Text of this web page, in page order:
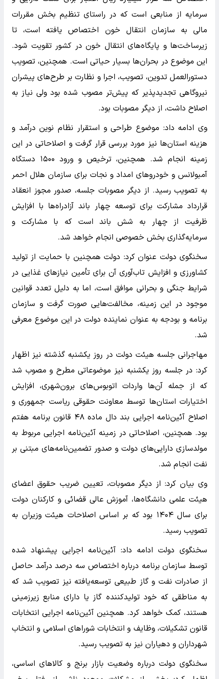
سرمایه از منابعی است که در راستای تنظیم بخش مقررات
مالی به سازمان انتقال خون اختصاص یافته است، تا
زیرساخت‌ها و پایگاه‌های انتقال خون در کشور تقویت شود.
این موضوع در بحران‌ها بسیار حیاتی است. همچنین، تصویب
دستورالعمل تدوین، تصویب، اجرا و نظارت بر طرح‌های پیشران
نیروگاهی تجدیدپذیر که پیش‌تر مصوب شده بود ولی نیاز به
اصلاح داشت، از دیگر مصوبات بود.
وی ادامه داد: موضوع طراحی و استقرار نظام نوین درآمد و
هزینه استان‌ها نیز مورد بررسی قرار گرفت و اصلاحاتی در این
زمینه انجام شد. همچنین، ترخیص و ورود ۱۵۰۰ دستگاه
آمبولانس و خودروهای امداد و نجات برای سازمان هلال احمر
به تصویب رسید. از دیگر مصوبات جلسه، صدور مجوز انعقاد
قرارداد مشارکت برای توسعه چهار باند آزادراه‌ها با افزایش
ظرفیت از چهار به شش باند است که با مشارکت و
سرمایه‌گذاری بخش خصوصی انجام خواهد شد.
سخنگوی دولت عنوان کرد: دولت همچنین با حمایت از تولید
کشاورزی و افزایش تاب‌آوری آن برای تأمین نیازهای غذایی در
شرایط جنگی و بحرانی موافق است، اما به دلیل تعدد قوانین
موجود در این زمینه، مخالفت‌هایی صورت گرفت و سازمان
برنامه و بودجه به عنوان نماینده دولت در این موضوع معرفی
شد.
مهاجرانی جلسه هیئت دولت در روز یکشنبه گذشته نیز اظهار
کرد: در جلسه روز یکشنبه نیز موضوعاتی مطرح و مصوب شد
که از جمله آن‌ها واردات اتوبوس‌های برون‌شهری، افزایش
اختیارات استان‌ها توسط معاونت حقوقی ریاست جمهوری و
اصلاح آئین‌نامه اجرایی بند دال ماده ۴۸ قانون برنامه هفتم
بود. همچنین، اصلاحاتی در زمینه آئین‌نامه اجرایی مربوط به
مولدسازی دارایی‌های دولت و صدور تضمین‌نامه‌های مبتنی بر
نفت انجام شد.
وی بیان کرد: از دیگر مصوبات، تعیین ضریب حقوق اعضای
هیئت علمی دانشگاه‌ها، آموزش عالی قضائی و کارکنان دولت
برای سال ۱۴۰۴ بود که بر اساس اصلاحات هیئت وزیران به
تصویب رسید.
سخنگوی دولت ادامه داد: آئین‌نامه اجرایی پیشنهاد شده
توسط سازمان برنامه درباره اختصاص سه درصد درآمد حاصل
از صادرات نفت و گاز طبیعی توسعه‌یافته نیز تصویب شد که
به مناطقی که خود تولیدکننده گاز یا دارای منابع زیرزمینی
هستند، کمک خواهد کرد. همچنین آئین‌نامه اجرایی انتخابات
قانون تشکیلات، وظایف و انتخابات شوراهای اسلامی و انتخاب
شهرداران و دهیاران نیز به تصویب رسید.
سخنگوی دولت درباره وضعیت بازار برنج و کالاهای اساسی،